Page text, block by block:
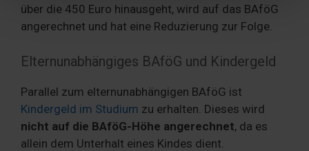
Partner führen diese Informationen möglicherweise mit
weiteren Daten zusammen, die Sie ihnen bereitgestellt
gesammelt haben. Sie geben Einwilligung zu unseren
über die 450 Euro hinausgeht, wird auf das BAföG
angerechnet und hat eine Reduzierung zur Folge.
Elternunabhängiges BAföG und Kindergeld
Parallel zum elternunabhängigen BAföG ist
Kindergeld im Studium zu erhalten. Dieses wird
nicht auf die BAföG-Höhe angerechnet, da es
allein dem Unterhalt eines Kindes dient.